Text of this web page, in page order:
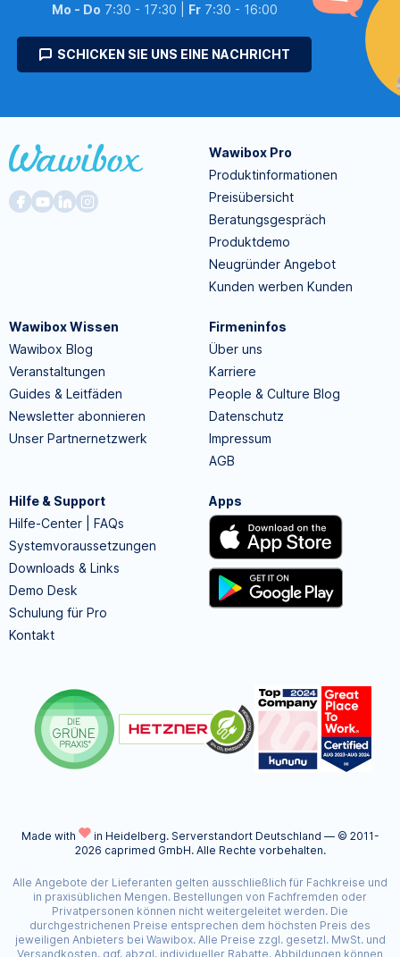
Mo - Do 7:30 - 17:30 | Fr7:30 - 16:00
SCHICKEN SIE UNS EINE NACHRICHT
Wawibox Pro
Produktinformationen
Preisübersicht
Beratungsgespräch
Produktdemo
Neugründer Angebot
Kunden werben Kunden
Wawibox Wissen
Wawibox Blog
Veranstaltungen
Guides & Leitfäden
Newsletter abonnieren
Unser Partnernetzwerk
Firmeninfos
Über uns
Karriere
People & Culture Blog
Datenschutz
Impressum
AGB
Hilfe & Support
Hilfe-Center | FAQs
Systemvoraussetzungen
Downloads & Links
Demo Desk
Schulung für Pro
Kontakt
Apps
Made with in Heidelberg. Serverstandort Deutschland — © 2011-
2026 caprimed GmbH. Alle Rechte vorbehalten.
Alle Angebote der Lieferanten gelten ausschließlich für Fachkreise und
in praxisüblichen Mengen. Bestellungen von Fachfremden oder
Privatpersonen können nicht weitergeleitet werden. Die
durchgestrichenen Preise entsprechen dem höchsten Preis des
jeweiligen Anbieters bei Wawibox. Alle Preise zzgl. gesetzl. MwSt. und
Versandkosten, ggf. abzgl. individueller Rabatte. Abbildungen können